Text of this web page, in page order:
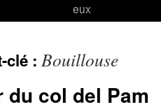
eux
clé : Bouillouse
du col del Pam